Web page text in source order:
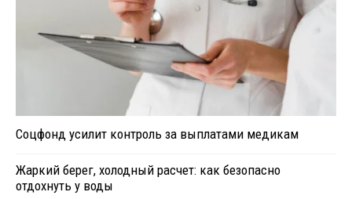
Соцфонд усилит контроль за выплатами медикам
Жаркий берег, холодный расчет: как безопасно
отдохнуть у воды